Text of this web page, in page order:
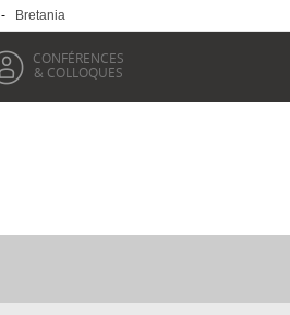
- Bretania
CONFÉRENCES
& COLLOQUES